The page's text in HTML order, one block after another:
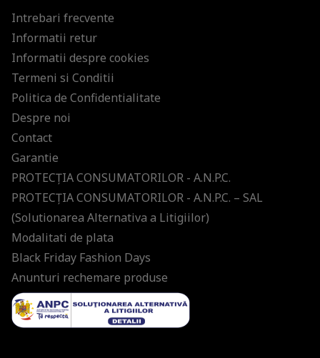
Intrebari frecvente
Informatii retur
Informatii despre cookies
Termeni si Conditii
Politica de Confidentialitate
Despre noi
Contact
Garantie
PROTECŢIA CONSUMATORILOR - A.N.P.C.
PROTECŢIA CONSUMATORILOR - A.N.P.C. – SAL
(Solutionarea Alternativa a Litigiilor)
Modalitati de plata
Black Friday Fashion Days
Anunturi rechemare produse